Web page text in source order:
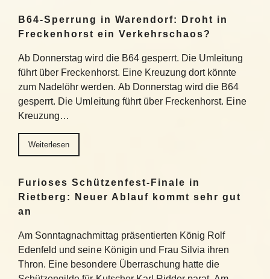
B64-Sperrung in Warendorf: Droht in
Freckenhorst ein Verkehrschaos?
Ab Donnerstag wird die B64 gesperrt. Die Umleitung
führt über Freckenhorst. Eine Kreuzung dort könnte
zum Nadelöhr werden. Ab Donnerstag wird die B64
gesperrt. Die Umleitung führt über Freckenhorst. Eine
Kreuzung…
Weiterlesen
Furioses Schützenfest-Finale in
Rietberg: Neuer Ablauf kommt sehr gut
an
Am Sonntagnachmittag präsentierten König Rolf
Edenfeld und seine Königin und Frau Silvia ihren
Thron. Eine besondere Überraschung hatte die